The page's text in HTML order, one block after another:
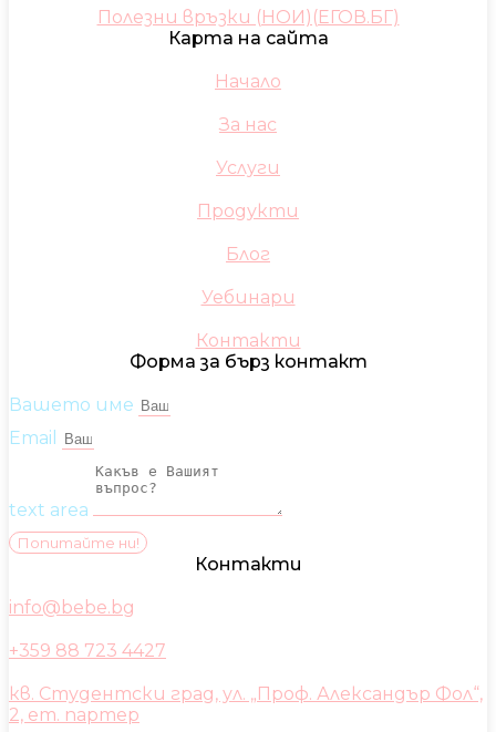
Полезни връзки (НОИ)(ЕГОВ.БГ)
Карта на сайта
Начало
За нас
Услуги
Продукти
Блог
Уебинари
Контакти
Форма за бърз контакт
Вашето име
Email
text area
Попитайте ни!
Контакти
info@bebe.bg
+359 88 723 4427
кв. Студентски град, ул. „Проф. Александър Фол“,
2, ет. партер